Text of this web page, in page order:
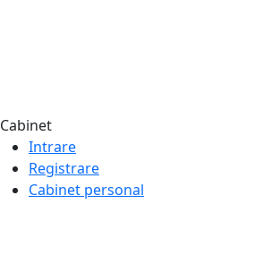
Cabinet
Intrare
Registrare
Cabinet personal